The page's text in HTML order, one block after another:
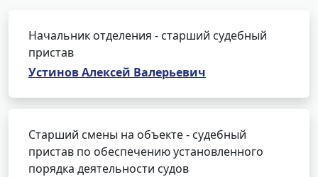
Начальник отделения - старший судебный
пристав
Устинов Алексей Валерьевич
Старший смены на объекте - судебный
пристав по обеспечению установленного
порядка деятельности судов